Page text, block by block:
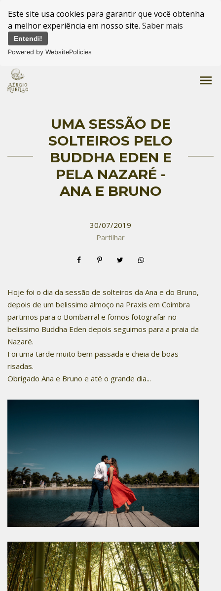
Este site usa cookies para garantir que você obtenha
a melhor experiência em nosso site. Saber mais
Entendi!
Powered by WebsitePolicies
menu
UMA SESSÃO DE
SOLTEIROS PELO
BUDDHA EDEN E
PELA NAZARÉ -
ANA E BRUNO
30/07/2019
Partilhar
Hoje foi o dia da sessão de solteiros da Ana e do Bruno,
depois de um belissimo almoço na Praxis em Coimbra
partimos para o Bombarral e fomos fotografar no
belíssimo Buddha Eden depois seguimos para a praia da
Nazaré.
Foi uma tarde muito bem passada e cheia de boas
risadas.
Obrigado Ana e Bruno e até o grande dia...